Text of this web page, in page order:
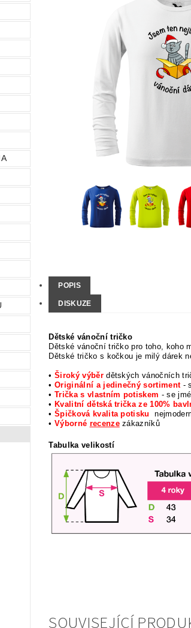
POPIS
DISKUZE
Dětské vánoční tričko
Dětské vánoční tričko pro toho, koho
Dětské tričko s kočkou je milý dárek
•Široký výběrdětských vánočních
•Originální a jedinečný sortiment -
•Trička s vlastním potiskem - se
•Kvalitní dětská trička ze 100%
•Špičková kvalita potisku
•Výborné recenzezákazníků
Tabulka velikostí
SOUVISEJÍCÍ